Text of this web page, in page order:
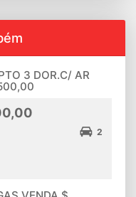
3 DOR.C/ AR
2